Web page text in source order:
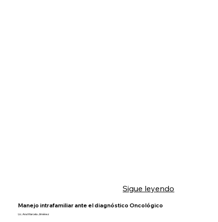
Sigue leyendo
Manejo intrafamiliar ante el diagnóstico Oncológico
Lic. Ana Marcela Jiménez